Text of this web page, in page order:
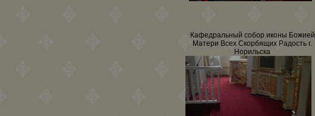
Кафедральный собор иконы Божией
Матери Всех Скорбящих Радость г.
Норильска